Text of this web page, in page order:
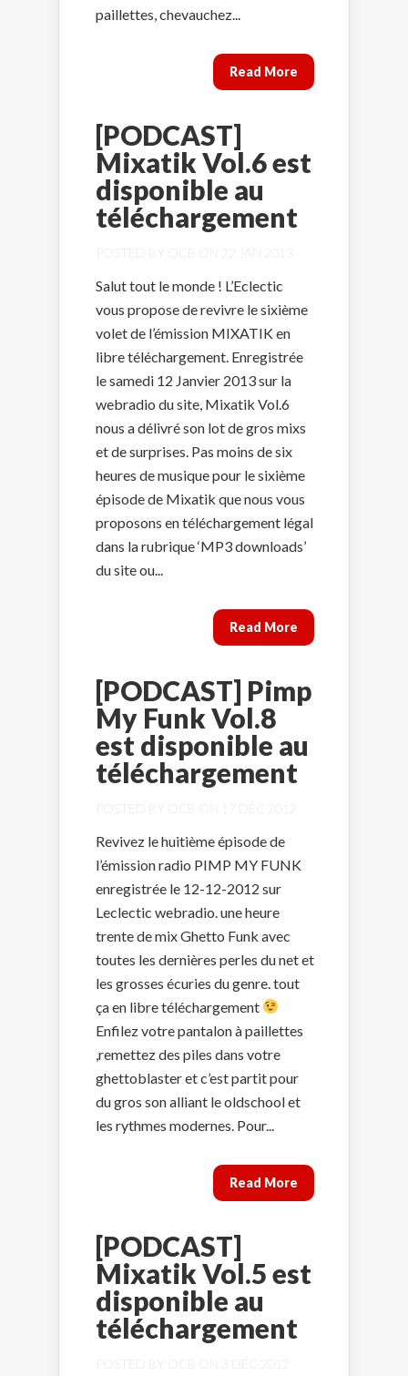
paillettes, chevauchez...
Read More
[PODCAST]
Mixatik Vol.6 est
disponible au
téléchargement
POSTED BY OCB ON 22 JAN 2013
Salut tout le monde ! L’Eclectic
vous propose de revivre le sixième
volet de l’émission MIXATIK en
libre téléchargement. Enregistrée
le samedi 12 Janvier 2013 sur la
webradio du site, Mixatik Vol.6
nous a délivré son lot de gros mixs
et de surprises. Pas moins de six
heures de musique pour le sixième
épisode de Mixatik que nous vous
proposons en téléchargement légal
dans la rubrique ‘MP3 downloads’
du site ou...
Read More
[PODCAST] Pimp
My Funk Vol.8
est disponible au
téléchargement
POSTED BY OCB
Revivez le huitième épisode de
l’émission radio PIMP MY FUNK
enregistrée le 12-12-2012 sur
Leclectic webradio. une heure
trente de mix Ghetto Funk avec
toutes les dernières perles du net et
les grosses écuries du genre. tout
ça en libre téléchargement
Enfilez votre pantalon à paillettes
,remettez des piles dans votre
ghettoblaster et c’est partit pour
du gros son alliant le oldschool et
les rythmes modernes. Pour...
Read More
[PODCAST]
Mixatik Vol.5 est
disponible au
téléchargement
POSTED BY OCB ON 3 DÉC 2012